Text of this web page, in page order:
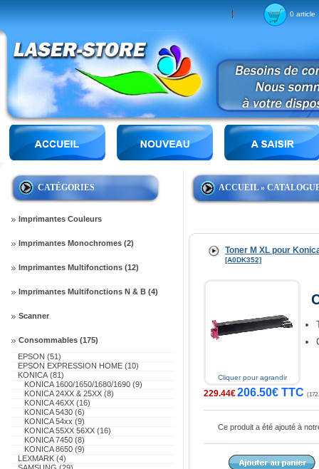
0 article
CATÉGORIES
Imprimantes Couleurs
Imprimantes Monochromes (2)
Imprimantes Multifonctions (12)
Imprimantes Multifonctions N & B (4)
Scanner
Consommables (175)
EPSON (51)
EPSON EXPRESSION HOME (10)
KONICA (81)
KONICA 1600/1650/1680/1690 (9)
KONICA 24XX & 25XX (8)
KONICA 46XX (16)
KONICA 5430 (6)
KONICA 54xx (9)
KONICA 55XX 56XX (16)
KONICA 7450 (8)
KONICA 8650 (9)
LEXMARK (4)
ACCUEIL»
Toner M XL pour
[A0DK352]
Cliquer pour agrandir
229.44€206.50€ TTC
Ce produit a été ajouté à